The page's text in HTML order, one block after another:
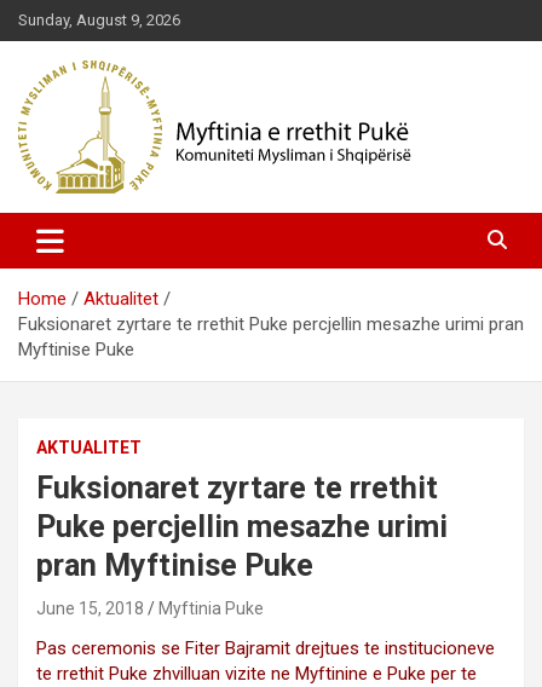
Skip
to
content
Sunday, August 9, 2026
Myftinia Pukë | Faqja Zyrtare
Home
Aktualitet
Fuksionaret zyrtare te rrethit Puke percjellin mesazhe urimi pran
Myftinise Puke
AKTUALITET
Fuksionaret zyrtare te rrethit
Puke percjellin mesazhe urimi
pran Myftinise Puke
June 15, 2018 Myftinia Puke
Pas ceremonis se Fiter Bajramit drejtues te institucioneve
te rrethit Puke zhvilluan vizite ne Myftinine e Puke per te